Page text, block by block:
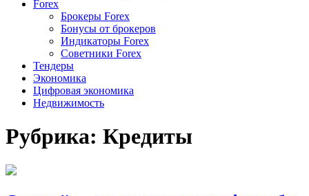
Forex
Брокеры Forex
Бонусы от брокеров
Индикаторы Forex
Советники Forex
Тендеры
Экономика
Цифровая экономика
Недвижимость
Рубрика: Кредиты